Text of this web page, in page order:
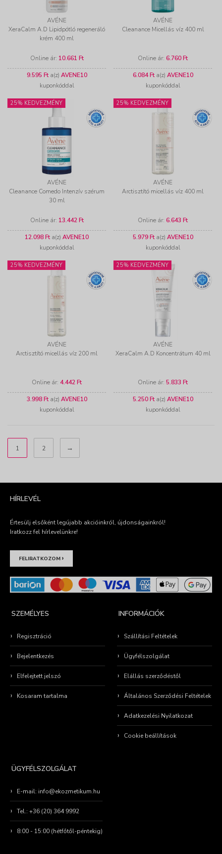
AVÉNE
XeraCalm A.D Lipidpótló regeneráló
krém 400 ml
Online ár: 10.661 Ft
9.595 Fta(z) AVENE10
kuponkóddal
AVÉNE
Cleanance Micellás víz 400 ml
Online ár: 6.760 Ft
6.084 Fta(z) AVENE10
kuponkóddal
25% KEDVEZMÉNY
AVÉNE
Cleanance Comedo Intenzív szérum
30 ml
Online ár: 13.442 Ft
12.098 Ft a(z) AVENE10
kuponkóddal
25% KEDVEZMÉNY
AVÉNE
Arctisztító micellás víz 400 ml
Online ár: 6.643 Ft
5.979 Fta(z) AVENE10
kuponkóddal
25% KEDVEZMÉNY
AVÉNE
Arctisztító micellás víz 200 ml
Online ár: 4.442 Ft
3.998 Fta(z) AVENE10
kuponkóddal
25% KEDVEZMÉNY
AVÉNE
XeraCalm A.D Koncentrátum 40 ml
Online ár: 5.833 Ft
5.250 Fta(z) AVENE10
kuponkóddal
1 2 →
HÍRLEVÉL
Értesülj elsőként legújabb akcióinkról, újdonságainkról!
Iratkozz fel hírlevelünkre!
FELIRATKOZOM ›
SZEMÉLYES
Regisztráció
Bejelentkezés
Elfelejtett jelszó
Kosaram tartalma
INFORMÁCIÓK
Szállítási Feltételek
Ügyfélszolgálat
Elállás szerződéstől
Általános Szerződési Feltételek
Adatkezelési Nyilatkozat
Cookie beállítások
ÜGYFÉLSZOLGÁLAT
E-mail: info@ekozmetikum.hu
Tel.: +36 (20) 364 9992
8:00 - 15:00 (hétfőtől-péntekig)